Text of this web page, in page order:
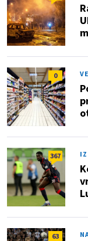
0
367 IZ
63